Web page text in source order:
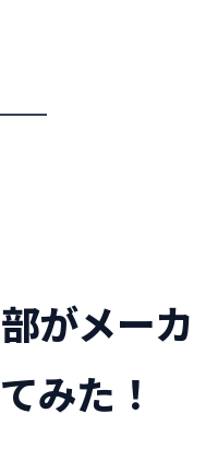
がメーカ
みた！